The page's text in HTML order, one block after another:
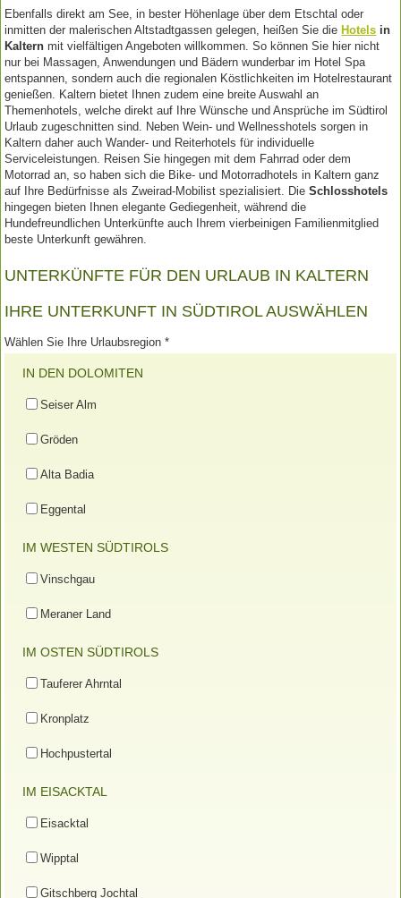
Ebenfalls direkt am See, in bester Höhenlage über dem Etschtal oder
inmitten der malerischen Altstadtgassen gelegen, heißen Sie die Hotels in
Kaltern mit vielfältigen Angeboten willkommen. So können Sie hier nicht
nur bei Massagen, Anwendungen und Bädern wunderbar im Hotel Spa
entspannen, sondern auch die regionalen Köstlichkeiten im Hotelrestaurant
genießen. Kaltern bietet Ihnen zudem eine breite Auswahl an
Themenhotels, welche direkt auf Ihre Wünsche und Ansprüche im Südtirol
Urlaub zugeschnitten sind. Neben Wein- und Wellnesshotels sorgen in
Kaltern daher auch Wander- und Reiterhotels für individuelle
Serviceleistungen. Reisen Sie hingegen mit dem Fahrrad oder dem
Motorrad an, so haben sich die Bike- und Motorradhotels in Kaltern ganz
auf Ihre Bedürfnisse als Zweirad-Mobilist spezialisiert. DieSchlosshotels
hingegen bieten Ihnen elegante Gediegenheit, während die
Hundefreundlichen Unterkünfte auch Ihrem vierbeinigen Familienmitglied
beste Unterkunft gewähren.
UNTERKÜNFTE FÜR DEN URLAUB IN KALTERN
IHRE UNTERKUNFT IN SÜDTIROL AUSWÄHLEN
Wählen Sie Ihre Urlaubsregion *
IN DEN DOLOMITEN
Seiser Alm
Gröden
Alta Badia
Eggental
IM WESTEN SÜDTIROLS
Vinschgau
Meraner Land
IM OSTEN SÜDTIROLS
Tauferer Ahrntal
Kronplatz
Hochpustertal
IM EISACKTAL
Eisacktal
Wipptal
Gitschberg Jochtal